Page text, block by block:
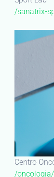
/sanatrix-
Centro
/oncologia/